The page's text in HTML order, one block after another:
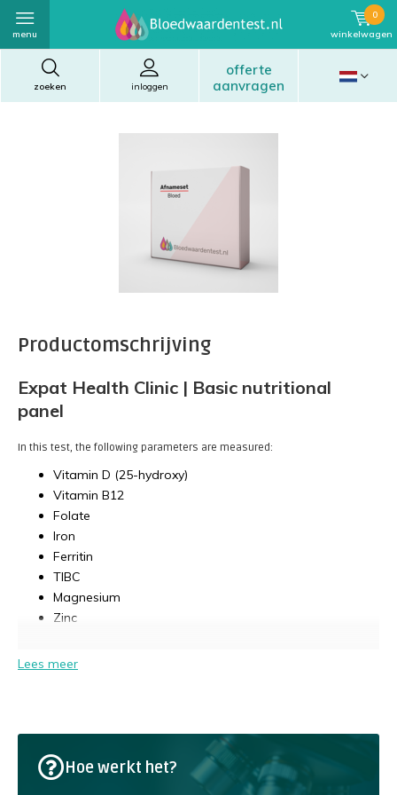
zoeken
offerte
aanvragen
inloggen
menu winkelwagen
0
Productomschrijving
Expat Health Clinic | Basic nutritional
panel
In this test, the following parameters are measured:
Vitamin D (25-hydroxy)
Vitamin B12
Folate
Iron
Ferritin
TIBC
Magnesium
Zinc
Lees meer
Hoe werkt het?